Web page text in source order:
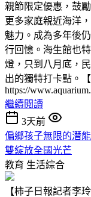
親節限定優惠，鼓
更多家庭親近海洋
魅力。成為多年後
行回憶。海生館也
燈，只到八月底，
出的獨特打卡點。
https://
繼續閱讀
3天前
偏鄉孩子無限的潛
雙綻放全國光芒
教育 生活綜合
【柿子日報記者李